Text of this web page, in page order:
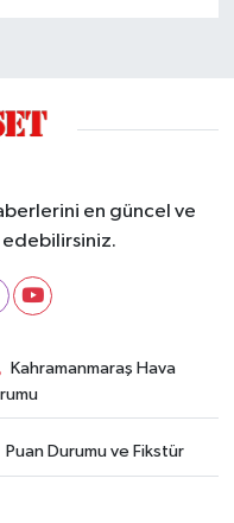
en güncel ve
edebilirsiniz.
Kahramanmaraş Hava
Puan Durumu ve Fikstür